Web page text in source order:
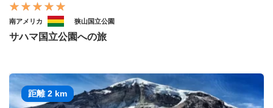
南アメリカ 狭山国立公園
サハマ国立公園への旅
距離 2 km